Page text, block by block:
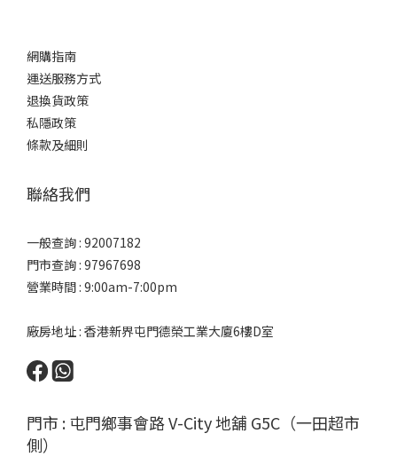
網購指南
運送服務方式
退換貨政策
私隱政策
條款及細則
聯絡我們
一般查詢 : 92007182
門市查詢 : 97967698
營業時間 : 9:00am-7:00pm
廠房地址 : 香港新界屯門德榮工業大廈6樓D室
門市 : 屯門鄉事會路 V-City 地舖 G5C（一田超市
側）